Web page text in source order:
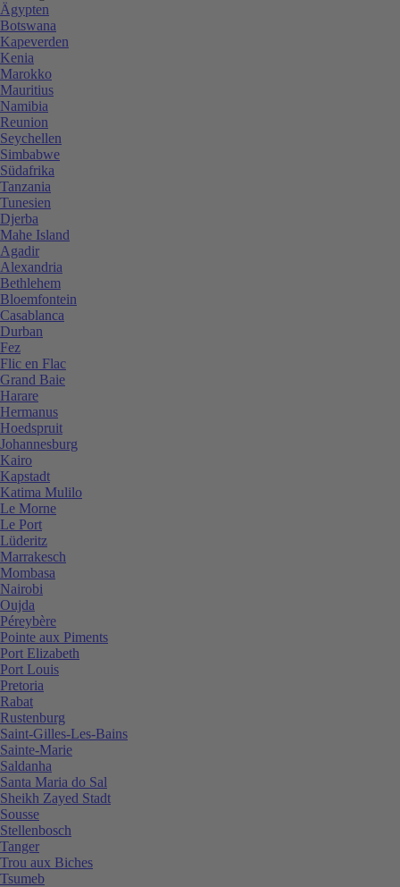
Ägypten
Botswana
Kapeverden
Kenia
Marokko
Mauritius
Namibia
Reunion
Seychellen
Simbabwe
Südafrika
Tanzania
Tunesien
Djerba
Mahe Island
Agadir
Alexandria
Bethlehem
Bloemfontein
Casablanca
Durban
Fez
Flic en Flac
Grand Baie
Harare
Hermanus
Hoedspruit
Johannesburg
Kairo
Kapstadt
Katima Mulilo
Le Morne
Le Port
Lüderitz
Marrakesch
Mombasa
Nairobi
Oujda
Péreybère
Pointe aux Piments
Port Elizabeth
Port Louis
Pretoria
Rabat
Rustenburg
Saint-Gilles-Les-Bains
Sainte-Marie
Saldanha
Santa Maria do Sal
Sheikh Zayed Stadt
Sousse
Stellenbosch
Tanger
Trou aux Biches
Tsumeb